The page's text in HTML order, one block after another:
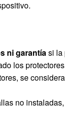
ni garantíasi la
los
se
no